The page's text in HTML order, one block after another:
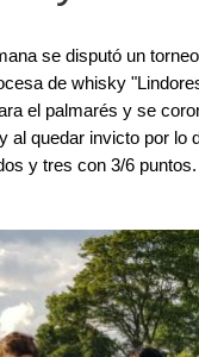
se disputó un
de whisky
el palmarés y se
al quedar invicto por
y tres con 3/6